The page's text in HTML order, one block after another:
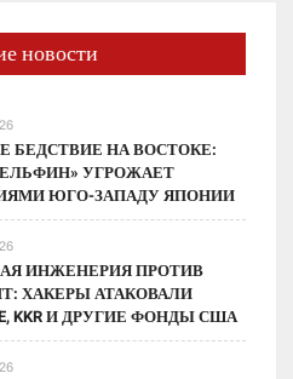
новости
БЕДСТВИЕ НА ВОСТОКЕ:
УГРОЖАЕТ
ЮГО-ЗАПАДУ ЯПОНИИ
ИНЖЕНЕРИЯ ПРОТИВ
ХАКЕРЫ АТАКОВАЛИ
KKR И ДРУГИЕ ФОНДЫ США